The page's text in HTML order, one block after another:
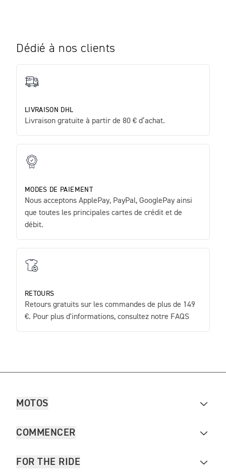
Dédié à nos clients
LIVRAISON DHL
Livraison gratuite à partir de 80 € d’achat.
MODES DE PAIEMENT
Nous acceptons ApplePay, PayPal, GooglePay ainsi
que toutes les principales cartes de crédit et de
débit.
RETOURS
Retours gratuits sur les commandes de plus de 149
€. Pour plus d'informations, consultez notre FAQS
MOTOS
COMMENCER
FOR THE RIDE